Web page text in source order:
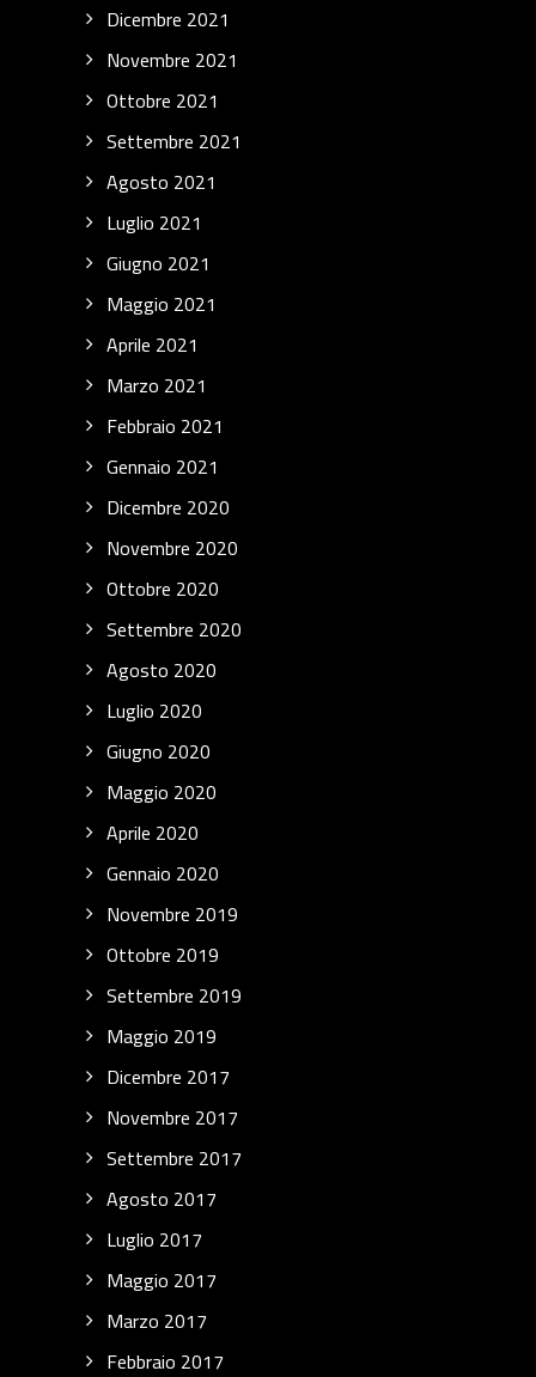
Dicembre 2021
Novembre 2021
Ottobre 2021
Settembre 2021
Agosto 2021
Luglio 2021
Giugno 2021
Maggio 2021
Aprile 2021
Marzo 2021
Febbraio 2021
Gennaio 2021
Dicembre 2020
Novembre 2020
Ottobre 2020
Settembre 2020
Agosto 2020
Luglio 2020
Giugno 2020
Maggio 2020
Aprile 2020
Gennaio 2020
Novembre 2019
Ottobre 2019
Settembre 2019
Maggio 2019
Dicembre 2017
Novembre 2017
Settembre 2017
Agosto 2017
Luglio 2017
Maggio 2017
Marzo 2017
Febbraio 2017